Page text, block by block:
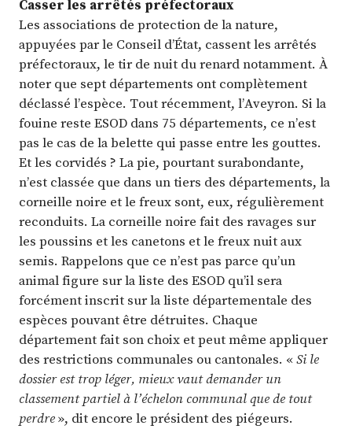
Casser les arrêtés préfectoraux
Les associations de protection de la nature,
appuyées par le Conseil d’État, cassent les arrêtés
préfectoraux, le tir de nuit du renard notamment. À
noter que sept départements ont complètement
déclassé l’espèce. Tout récemment, l’Aveyron. Si la
fouine reste ESOD dans 75 départements, ce n’est
pas le cas de la belette qui passe entre les gouttes.
Et les corvidés ? La pie, pourtant surabondante,
n’est classée que dans un tiers des départements, la
corneille noire et le freux sont, eux, régulièrement
reconduits. La corneille noire fait des ravages sur
les poussins et les canetons et le freux nuit aux
semis. Rappelons que ce n’est pas parce qu’un
animal figure sur la liste des ESOD qu’il sera
forcément inscrit sur la liste départementale des
espèces pouvant être détruites. Chaque
département fait son choix et peut même appliquer
des restrictions communales ou cantonales. «Si le
dossier est trop léger, mieux vaut demander un
classement partiel à l’échelon communal que de tout
perdre», dit encore le président des piégeurs.